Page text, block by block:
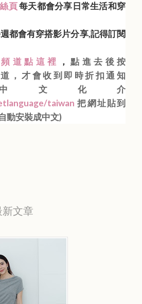
頁每天都會分享日常生活和穿
都會有穿搭影片分享,記得訂閱
頻道點這裡 ， 點進去後按
，才會收到即時折扣通知
中文化介
taiwan 把網址貼到
動安裝成中文)
文章